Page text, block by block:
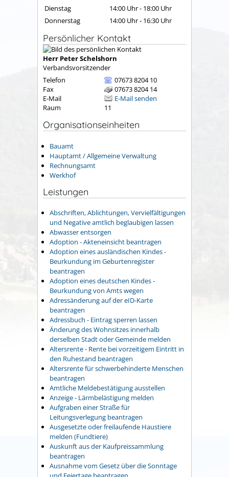
Dienstag
14:00 Uhr- 18:00 Uhr
Donnerstag
14:00 Uhr- 16:30 Uhr
Persönlicher Kontakt
Herr PeterSchelshorn
Verbandsvorsitzender
Telefon
07673 8204 10
Fax
07673 8204 14
E-Mail
E-Mail senden
Raum
11
Organisationseinheiten
Bauamt
Hauptamt / Allgemeine Verwaltung
Rechnungsamt
Werkhof
Leistungen
Abschriften, Ablichtungen, Vervielfältigungen
und Negative amtlich beglaubigen lassen
Abwasser entsorgen
Adoption - Akteneinsicht beantragen
Adoption eines ausländischen Kindes -
Beurkundung im Geburtenregister
beantragen
Adoption eines deutschen Kindes -
Beurkundung von Amts wegen
Adressänderung auf der eID-Karte
beantragen
Adressbuch - Eintrag sperren lassen
Änderung des Wohnsitzes innerhalb
derselben Stadt oder Gemeinde melden
Altersrente - Rente bei vorzeitigem Eintritt in
den Ruhestand beantragen
Altersrente für schwerbehinderte Menschen
beantragen
Amtliche Meldebestätigung ausstellen
Anzeige - Lärmbelästigung melden
Aufgraben einer Straße für
Leitungsverlegung beantragen
Ausgesetzte oder freilaufende Haustiere
melden (Fundtiere)
Auskunft aus der Kaufpreissammlung
beantragen
Ausnahme vom Gesetz über die Sonntage